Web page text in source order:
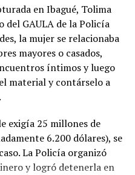
X
en Ibagué, Tolima
del GAULA de la Policía
la mujer se relacionaba
mayores o casados,
íntimos y luego
material y contárselo a
exigía 25 millones de
6.200 dólares), se
La Policía organizó
y logró detenerla en